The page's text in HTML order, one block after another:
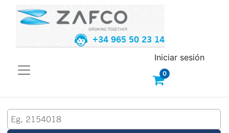
+34 965 50 23 14
0
Iniciar sesión